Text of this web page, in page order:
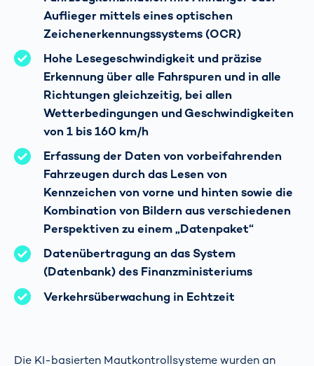
Auflieger mittels eines optischen
Zeichenerkennungssystems (OCR)
Hohe Lesegeschwindigkeit und präzise
Erkennung über alle Fahrspuren und in alle
Richtungen gleichzeitig, bei allen
Wetterbedingungen und Geschwindigkeiten
von 1 bis 160 km/h
Erfassung der Daten von vorbeifahrenden
Fahrzeugen durch das Lesen von
Kennzeichen von vorne und hinten sowie die
Kombination von Bildern aus verschiedenen
Perspektiven zu einem „Datenpaket“
Datenübertragung an das System
(Datenbank) des Finanzministeriums
Verkehrsüberwachung in Echtzeit
Die KI-basierten Mautkontrollsysteme wurden an